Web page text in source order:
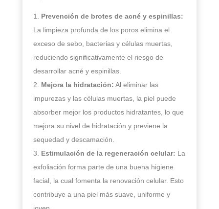
Prevención de brotes de acné y espinillas:
La limpieza profunda de los poros elimina el
exceso de sebo, bacterias y células muertas,
reduciendo significativamente el riesgo de
desarrollar acné y espinillas.
Mejora la hidratación: Al eliminar las
impurezas y las células muertas, la piel puede
absorber mejor los productos hidratantes, lo que
mejora su nivel de hidratación y previene la
sequedad y descamación.
Estimulación de la regeneración celular: La
exfoliación forma parte de una buena higiene
facial, la cual fomenta la renovación celular. Esto
contribuye a una piel más suave, uniforme y